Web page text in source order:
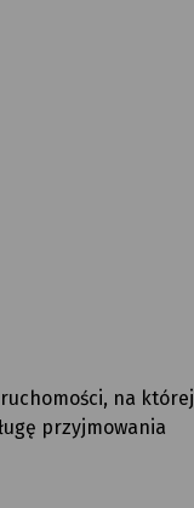
na której
przyjmowania